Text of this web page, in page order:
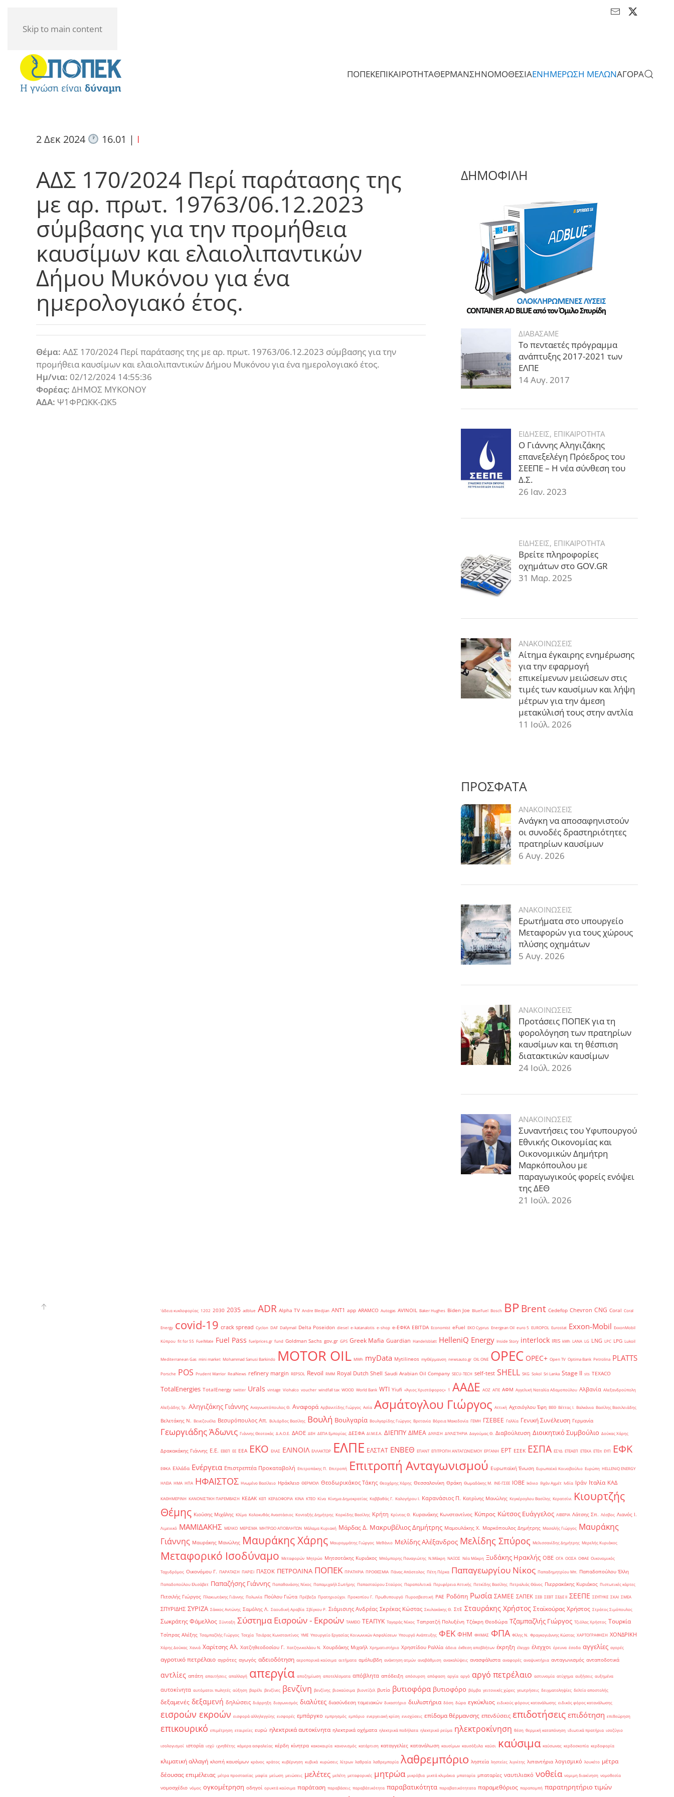
Skip to main content
ΠΟΠΕΚΕΠΙΚΑΙΡΟΤΗΤΑΘΕΡΜΑΝΣΗΝΟΜΟΘΕΣΙΑΕΝΗΜΕΡΩΣΗ ΜΕΛΩΝΑΓΟΡΑ
2 Δεκ 2024 16.01 | I
ΑΔΣ 170/2024 Περί παράτασης της
με αρ. πρωτ. 19763/06.12.2023
σύμβασης για την προμήθεια
καυσίμων και ελαιολιπαντικών
Δήμου Μυκόνου για ένα
ημερολογιακό έτος.
Θέμα: ΑΔΣ 170/2024 Περί παράτασης της με αρ. πρωτ. 19763/06.12.2023 σύμβασης για την
προμήθεια καυσίμων και ελαιολιπαντικών Δήμου Μυκόνου για ένα ημερολογιακό έτος.
Ημ/νια: 02/12/2024 14:55:36
Φορέας: ΔΗΜΟΣ ΜΥΚΟΝΟΥ
ΑΔΑ: Ψ1ΦΡΩΚΚ-ΩΚ5
ΔΗΜΟΦΙΛΗ
ΔΙΑΒΑΣΑΜΕ
Το πενταετές πρόγραμμα
ανάπτυξης 2017-2021 των
ΕΛΠΕ
14 Αυγ. 2017
ΕΙΔΗΣΕΙΣ, ΕΠΙΚΑΙΡΟΤΗΤΑ
Ο Γιάννης Αληγιζάκης
επανεξελέγη Πρόεδρος του
ΣΕΕΠΕ – Η νέα σύνθεση του
Δ.Σ.
26 Ιαν. 2023
ΕΙΔΗΣΕΙΣ, ΕΠΙΚΑΙΡΟΤΗΤΑ
Βρείτε πληροφορίες
οχημάτων στο GOV.GR
31 Μαρ. 2025
ΑΝΑΚΟΙΝΩΣΕΙΣ
Αίτημα έγκαιρης ενημέρωσης
για την εφαρμογή
επικείμενων μειώσεων στις
τιμές των καυσίμων και λήψη
μέτρων για την άμεση
μετακύλισή τους στην αντλία
11 Ιούλ. 2026
ΠΡΟΣΦΑΤΑ
ΑΝΑΚΟΙΝΩΣΕΙΣ
Ανάγκη να αποσαφηνιστούν
οι συνοδές δραστηριότητες
πρατηρίων καυσίμων
6 Αυγ. 2026
ΑΝΑΚΟΙΝΩΣΕΙΣ
Ερωτήματα στο υπουργείο
Μεταφορών για τους χώρους
πλύσης οχημάτων
5 Αυγ. 2026
ΑΝΑΚΟΙΝΩΣΕΙΣ
Προτάσεις ΠΟΠΕΚ για τη
φορολόγηση των πρατηρίων
καυσίμων και τη θέσπιση
διατακτικών καυσίμων
24 Ιούλ. 2026
ΑΝΑΚΟΙΝΩΣΕΙΣ
Συναντήσεις του Υφυπουργού
Εθνικής Οικονομίας και
Οικονομικών Δημήτρη
Μαρκόπουλου με
παραγωγικούς φορείς ενόψει
της ΔΕΘ
21 Ιούλ. 2026
'άδεια κυκλοφορίας 1202 2030 2035 adblue ADR Alpha TV Andre Bledjian ANT1 app ARAMCO Autogas AVINOIL Baker Hughes Biden Joe BlueFuel Bosch BPBrent Cedefop Chevron CNG Coral Coral
Energy covid-19 crack spread Cyclon DAF Dailymail Delta Poseidon diesel e-katanalotis e-shop e-ΕΦΚΑ EBITDA Economist eFuel EKO Cyprus Energean Oil euro 5 EUROPOL Eurostat Exxon-Mobil ExxonMobil
Κύπρου fit for 55 FuelMate Fuel Pass fuelprices.gr fund Goldman Sachs gov.gr GPS Greek Mafia Guardian Handelsblatt HelleniQ Energy Inside Story interlock IRIS kWh LANA LG LNG LPC LPG Lukoil
Mediterranean Gas mini market Mohammad Sanusi Barkindo MOTOR OIL MWh myData Mytilineos myΘέρμανση newsauto.gr OIL ONE OPEC OPEC+ Open TV Optima Bank Petrolina PLATTS
Porsche POS Prudent Warrior RealNews refinery margin REPSOL Revoil RMM Royal Dutch Shell Saudi Arabian Oil Company SECU-TECH self-test SHELL SKG Sokol Sri Lanka Stage II sts TEXACO
TotalEnergies TotalEnergy twitter Urals vintage Viohalco voucher windfall tax WOOD World Bank WTI Yiufi «Άγιος Χριστόφορος» ΄1 ΑΑΔΕ ΑΟΖ ΑΠΕ ΑΦΜ Αγγελική Ναταλία Αδαμοπούλου Αλβανία Αλεξανδρούπολη
Αλεξιάδης Τρ. Αληγιζάκης Γιάννης Αναγνωστόπουλος Θ. Αναφορά Αρβανιτίδης Γιώργος Ασία Ασμάτογλου Γιώργος Αττική Αχτσιόγλου Έφη ΒΕΘ Βέττας Ι. Βαλκάνια Βασίλης Βασιλειάδης
Βελετάκης Ν. Βενεζουέλα Βεσυρόπουλος Απ. Βιλιάρδος Βασίλης Βουλή Βουλγαρία Βουλγαρίδης Γιώργος Βρετανία Βόρεια Μακεδονία ΓΕΜΗ ΓΣΕΒΕΕ Γαλλία Γενική Συνέλευση Γερμανία
Γεωργιάδης Άδωνις Γιάννης Θεοτοκάς Δ.Α.Ο.Ε. ΔΑΟΕ ΔΕΗ ΔΕΠΑ Εμπορίας ΔΕΣΦΑ ΔΙ.Μ.Ε.Α. ΔΙΕΠΠΥ ΔΙΜΕΑ ΔΙΥΛΙΣΗ ΔΙΥΛΙΣΤΗΡΙΑ Δαγούμας Θ. Διαβούλευση Διοικητικό Συμβούλιο Δούκας Χάρης
Δρακακάκης Γιάννης Ε.Ε. ΕΒΕΠ ΕΕ ΕΕΑ ΕΚΟ ΕΛΑΣ ΕΛΙΝΟΙΛ ΕΛΛΑΚΤΩΡ ΕΛΠΕ ΕΛΣΤΑΤ ΕΝΒΕΘ ΕΠΑΝΤ ΕΠΙΤΡΟΠΗ ΑΝΤΑΓΩΝΙΣΜΟΥ ΕΡΓΑΝΗ ΕΡΤ ΕΣΕΚ ΕΣΠΑ ΕΣΥΔ ΕΤΕΑΕΠ ΕΤΕΚΑ ΕΤΕπ ΕΥΠ ΕΦΚ
ΕΦΚΑ Ελλάδα Ενέργεια Επιστρεπτέα Προκαταβολή Επιτροπάκης Π. Επιτροπή Επιτροπή Ανταγωνισμού Ευρωπαϊκή Ένωση Ευρωπαϊκό Κοινοβούλιο Ευρώπη ΗELLENiQ ENERGY
ΗΛΕΙΑ ΗΜΑ ΗΠΑ ΗΦΑΙΣΤΟΣ Ηνωμένο Βασίλειο Ηράκλειο ΘΕΡΜΟΙΛ Θεοδωρικάκος Τάκης Θεοχάρης Χάρης Θεσσαλονίκη Θράκη Θωμαδάκης Μ. ΙΝΕ-ΓΣΕΕ ΙΟΒΕ Ικόνιο Ιλχάν Αχμέτ Ινδία Ιράν Ιταλία ΚΑΔ
ΚΑΘΗΜΕΡΙΝΗ ΚΑΝΟΝΙΣΤΙΚΗ ΠΑΡΕΜΒΑΣΗ ΚΕΔΑΚ ΚΕΠ ΚΕΡΔΟΦΟΡΙΑ ΚΙΝΑ ΚΤΕΟ Κίνα Κίνημα Δημοκρατίας Καββαθάς Γ. Καλογήρου Ι. Καρανάσιος Π. Κατρίνης Μανώλης Κεγκέρογλου Βασίλης Κερατσίνι
Κιουρτζής
Θέμης Κιούσης Μιχάλης Κλίμα Κολοκυθάς Αναστάσιος Κονταξής Δημήτρης Κορκίδης Βασίλης Κρήτη Κρίντας Θ. Κυρανάκης Κωνσταντίνος Κύπρος Κώτσος Ευάγγελος ΛΙΒΕΡΙΑ Λάτσης Σπ. Λέσβος Λιανός Ι.
Λιμενικό ΜΑΜΙΔΑΚΗΣ ΜΕΛΚΟ ΜΕΡΙΣΜΑ ΜΗΤΡΩΟ ΑΠΟΒΛΗΤΩΝ Μάλαμα Κυριακή Μάρδας Δ. Μακρυβέλιος Δημήτρης Μαμουλάκης Χ. Μαρκόπουλος Δημήτρης Μασαλής Γιώργος Μαυράκης
Γιάννης Μαυράκης Μανώλης Μαυράκης Χάρης Μαυρομμάτης Γιώργος Μεθάνιο Μελίδης Αλέξανδρος Μελίδης Σπύρος Μελισσανίδης Δημήτρης Μερελής Κυριάκος
Μεταφορικό Ισοδύναμο Μεταφορών Μητρώο Μητσοτάκης Κυριάκος Μπόμπορης Παναγιώτης Ν.Μάκρη ΝΑΞΟΣ Νέα Μάκρη Ξυδάκης Ηρακλής ΟΒΕ ΟΓΑ ΟΟΣΑ ΟΦΑΕ Οικονομικός
Ταχυδρόμος Οικονόμου Γ. ΠΑΡΑΤΑΣΗ ΠΑΡΙΣΙ ΠΑΣΟΚ ΠΕΤΡΟΛΙΝΑ ΠΟΠΕΚ ΠΡΑΤΗΡΙΑ ΠΡΟΘΕΣΜΙΑ Πάνας Απόστολος Πέτη Πέρκα Παπαγεωργίου Νίκος Παπαδημητρίου Μπ. Παπαδοπούλου Έλλη
Παπαδοπούλου Ελισάβετ Παπαζήσης Γιάννης Παπαθανάσης Νίκος Παπαμιχαήλ Σωτήρης Παπασταύρου Σταύρος Παραπολιτικά Περιφέρεια Αττικής Πετκίδης Βασίλης Πετραλιάς Θάνος Πιερρακάκης Κυριάκος Πιστωτικές κάρτες
Πιτσιλής Γιώργος Πλακιωτάκης Γιάννης Πολωνία Πούλου Γιώτα Πρέβεζα Πρατηριούχοι Προκοπίου Γ. Πρωθυπουργό Πυροσβεστική ΡΑΕ Ροδόπη Ρωσία ΣΑΜΕΕ ΣΑΠΕΚ ΣΕΒ ΣΕΒΤ ΣΕΔΕ ΙΙ ΣΕΕΠΕ ΣΕΥΠΥΚΕ ΣΚΑΙ ΣΜΕΑ
ΣΠΥΡΙΔΗΣ ΣΥΡΙΖΑ Σάκκος Αντώνης Σαμόλης Λ. Σαουδική Αραβία Σβίγκου Ρ. Σιάμισιης Ανδρέας Σκρέκας Κώστας Σκυλακάκης Θ. ΣτΕ Σταυράκης Χρήστος Σταϊκούρας Χρήστος Στράτος Σιμόπουλος
Σωκράτης Φάμελλος Σύνταξη Σύστημα Εισροών - Εκροών ΤΑΜΕΙΟ ΤΕΑΠΥΚ Ταγαράς Νίκος Ταπρατζή Πολυξένη Τζάκρη Θεοδώρα Τζαμπαζλής Γιώργος Τζιόλας Χρήστος Τουρκία
Τσίπρας Αλέξης Τσαμπαζλής Γιώργος Τσεχία Τσιάρας Κωνσταντίνος ΥΜΕ Υπουργείο Εργασίας Κοινωνικών Ασφαλίσεων Υπουργό Ανάπτυξης ΦΕΚ ΦΗΜ ΦΗΜΑΣ ΦΠΑ Φίλης Ν. Φραγκογιάννης Κώστας ΧΑΡΤΟΓΡΑΦΗΣΗ ΧΟΝΔΡΙΚΗ
Χάρης Δούκας Χανιά Χαρίτσης Αλ. Χατζηθεοδοσίου Γ. Χατζηνικολάου Ν. Χουρδάκης Μιχαήλ Χρηματιστήριο Χρηστίδου Ραλλία άδεια έκθεση αποβλήτων έκρηξη έλεγχο έλεγχοι έρευνα έσοδα αγγελίες αγορές
αγροτικό πετρέλαιο αγρότες αγωγός αδειοδότηση αεροπορικά καύσιμα αιτήματα αμόλυβδη ανάκτηση ατμών αναβάθμιση ανακαλύψεις ανασφάλιστα αναφορές αναψυκτήρια ανταγωνισμός ανταποδοτικά
αντλίες απάτη απαιτήσεις απαλλαγή απεργία αποζημίωση αποτελέσματα απόβλητα απόδειξη απόσυρση απόφαση αργία αργό αργό πετρέλαιο αστυνομία ατύχημα αυξήσεις αυξημένα
αυτοκίνητα αυτόματοι πωλητές αύξηση βαρέλι βενζίνες βενζίνη βενζίνης βιοκαύσιμα βιοντίζελ βυτίο βυτιοφόρα βυτιοφόρο βόμβα γειτονικές χώρες γεωτρήσεις δειγματοληψίες δελτίο αποστολής
δεξαμενές δεξαμενή δηλώσεις διάρρηξη διαγωνισμός διαλύτες διασύνδεση ταμειακών δικαστήριο διυλιστήρια δόση δώρα εγκύκλιος ειδικούς φόρους κατανάλωσης ειδικός φόρος κατανάλωσης
εισροών εκροών εισφορά αλληλεγγύης εισφορές εμπάργκο εμπρησμός εμπόριο ενεργειακή κρίση ενισχύσεις επίδομα θέρμανσης επενδύσεις επιδοτήσεις επιδότηση επιθεώρηση
επικουρικό επιμέτρηση εταιρείες ευρώ ηλεκτρικά αυτοκίνητα ηλεκτρικά οχήματα ηλεκτρικά ποδήλατα ηλεκτρικό ρεύμα ηλεκτροκίνηση θέση θερμική καταπόνηση ιδιωτικά πρατήρια ισοζύγιο
ισολογισμοί ιστορία ισχύ ιχνηθέτης κάμερα ασφαλείας κέρδη κίνητρα κακοκαιρία κανονισμός κατάρτιση καταγγελίες κατανάλωση καυσίμων καυσόξυλα καύσι καύσιμα καύσωνας κερδοσκοπία κερδοφορία
κλιματική αλλαγή κλοπή καυσίμων κράνος κράτος κυβέρνηση κυβικά κυρώσεις λίτρων λαθραία λαθρεμπορία λαθρεμπόριο ληστεία ληστείες λιγνίτης λιπαντήρια λογισμικό λουκέτο μέτρα
δέουσας επιμέλειας μέτρα προστασίας μαφία μείωση μειώσεις μελέτες μελέτη μεταφορικές μητρώα μικρόβια μικτά κλιμάκια μπαταρία μπαταρίες ναυτιλιακό νοθεία νομιμη διακίνηση νομοθεσία
νομοσχέδιο νόμος ογκομέτρηση οδηγοί ορυκτά καύσιμα παράταση παραβάσεις παραβάτικότητα παραβατικότητα παραβατικότητατα παραμεθόριος παραπομπή παρατηρητήριο τιμών